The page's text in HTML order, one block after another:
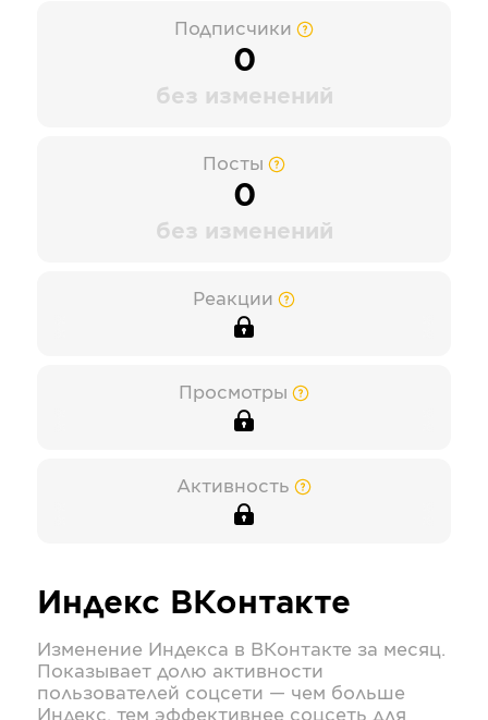
Подписчики
0
без изменений
Посты
0
без изменений
Реакции
Просмотры
Активность
Индекс ВКонтакте
Изменение Индекса в ВКонтакте за месяц.
Показывает долю активности
пользователей соцсети — чем больше
Индекс, тем эффективнее соцсеть для